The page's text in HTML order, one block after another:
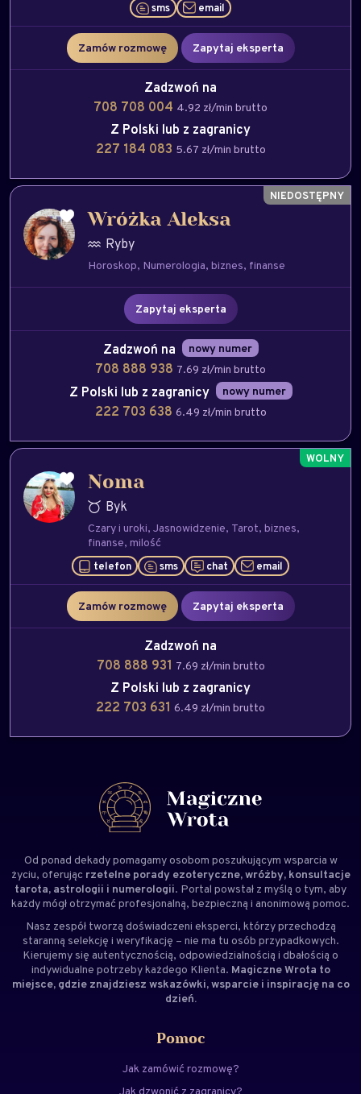
sms email
Zamów rozmowę Zapytaj eksperta
Zadzwoń na
708 708 004 4.92 zł/min brutto
Z Polski lub z zagranicy
227 184 083 5.67 zł/min brutto
Wróżka Aleksa
Ryby
Horoskop Numerologia biznes finanse
Zapytaj eksperta
Zadzwoń na nowy numer
708 888 938 7.69 zł/min brutto
Z Polski lub z zagranicy nowy numer
222 703 638 6.49 zł/min brutto
Noma
Byk
Czary i uroki Jasnowidzenie Tarot biznes
finanse milość
telefon sms chat email
Zamów rozmowę Zapytaj eksperta
Zadzwoń na
708 888 931 7.69 zł/min brutto
Z Polski lub z zagranicy
222 703 631 6.49 zł/min brutto
Od ponad dekady pomagamy osobom poszukującym wsparcia w
życiu, oferując rzetelne porady ezoteryczne, wróżby, konsultacje
tarota, astrologii i numerologii. Portal powstał z myślą o tym, aby
każdy mógł otrzymać profesjonalną, bezpieczną i anonimową pomoc.
Nasz zespół tworzą doświadczeni eksperci, którzy przechodzą
staranną selekcję i weryfikację – nie ma tu osób przypadkowych.
Kierujemy się autentycznością, odpowiedzialnością i dbałością o
indywidualne potrzeby każdego Klienta. Magiczne Wrota to
miejsce, gdzie znajdziesz wskazówki, wsparcie i inspirację na co
dzień.
Pomoc
Jak zamówić rozmowę?
Jak dzwonić z zagranicy?